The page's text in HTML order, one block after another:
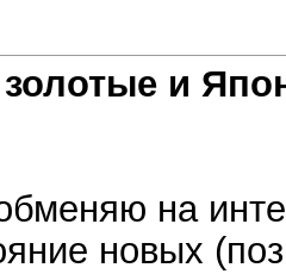
и
на
новых